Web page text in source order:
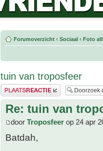
Forumoverzicht ‹ Sociaal ‹ Foto
tuin van troposfeer
Plaats een reactie
Re: tuin van
door Troposfeer op 24 apr
Batdah,